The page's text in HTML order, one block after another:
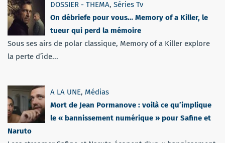
DOSSIER - THEMA, Séries Tv
On débriefe pour vous… Memory of a Killer, le
tueur qui perd la mémoire
Sous ses airs de polar classique, Memory of a Killer explore
la perte d’ide...
A LA UNE, Médias
Mort de Jean Pormanove : voilà ce qu’implique
le « bannissement numérique » pour Safine et
Naruto